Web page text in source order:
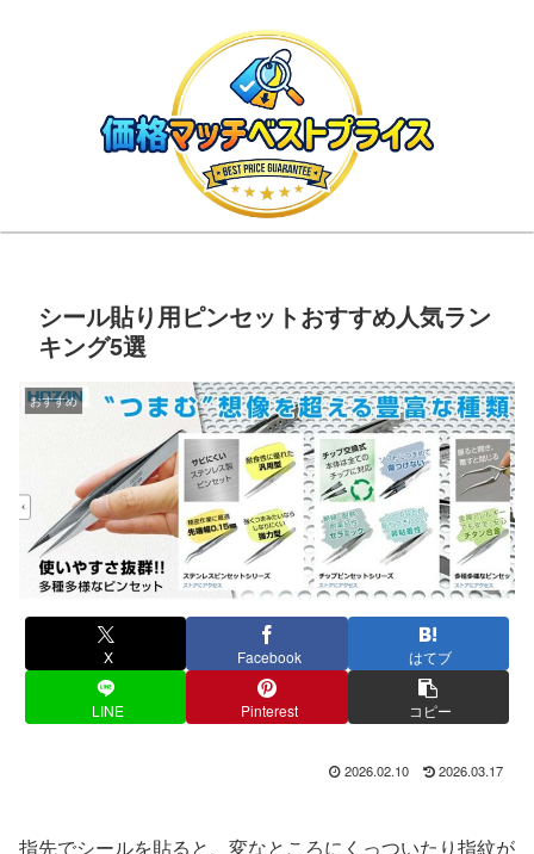
シール貼り用ピンセットおすすめ人気ラン
キング5選
おすすめ
X Facebook はてブ
LINE Pinterest コピー
2026.02.10 2026.03.17
指先でシールを貼ると、変なところにくっついたり指紋が